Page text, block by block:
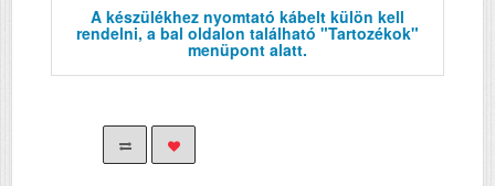
A készülékhez nyomtató kábelt külön kell
rendelni, a bal oldalon található "Tartozékok"
menüpont alatt.